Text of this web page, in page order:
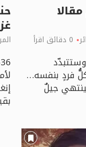
0 دقائق اقرأ
كلُّ فردٍ بنفسه…
جيلٌ